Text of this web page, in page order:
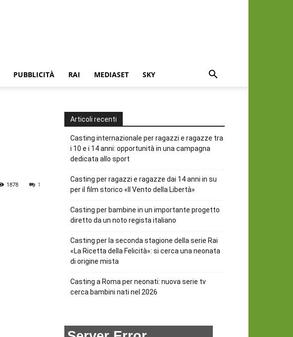
PUBBLICITÀ RAI MEDIASET SKY
1
1878
Articoli recenti
Casting internazionale per ragazzi e ragazze tra
i 10 e i 14 anni: opportunità in una campagna
dedicata allo sport
Casting per ragazzi e ragazze dai 14 anni in su
per il film storico «Il Vento della Libertà»
Casting per bambine in un importante progetto
diretto da un noto regista italiano
Casting per la seconda stagione della serie Rai
«La Ricetta della Felicità»: si cerca una neonata
di origine mista
Casting a Roma per neonati: nuova serie tv
cerca bambini nati nel 2026